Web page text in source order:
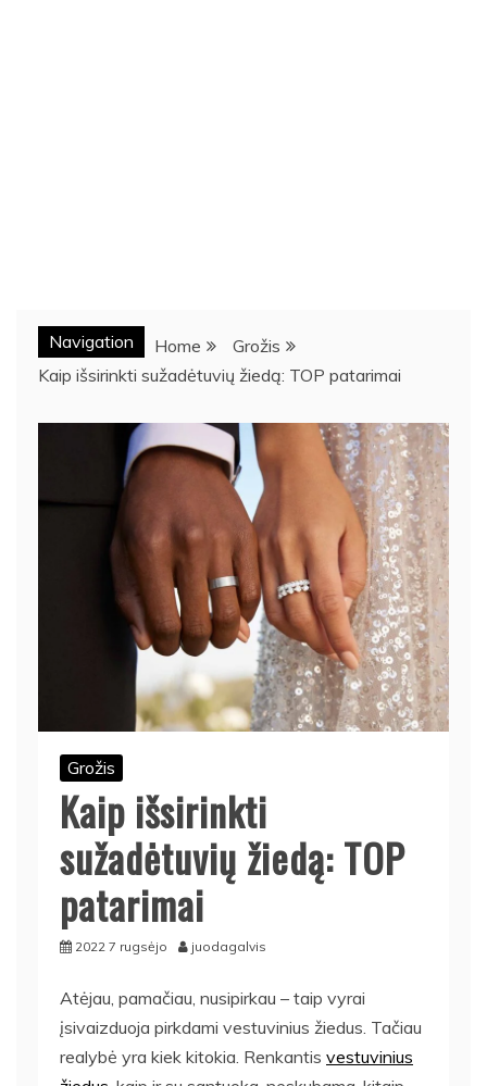
Navigation Home
Grožis
Kaip išsirinkti sužadėtuvių žiedą: TOP patarimai
Grožis
Kaip išsirinkti
sužadėtuvių žiedą: TOP
patarimai
2022 7 rugsėjo juodagalvis
Atėjau, pamačiau, nusipirkau – taip vyrai
įsivaizduoja pirkdami vestuvinius žiedus. Tačiau
realybė yra kiek kitokia. Renkantis vestuvinius